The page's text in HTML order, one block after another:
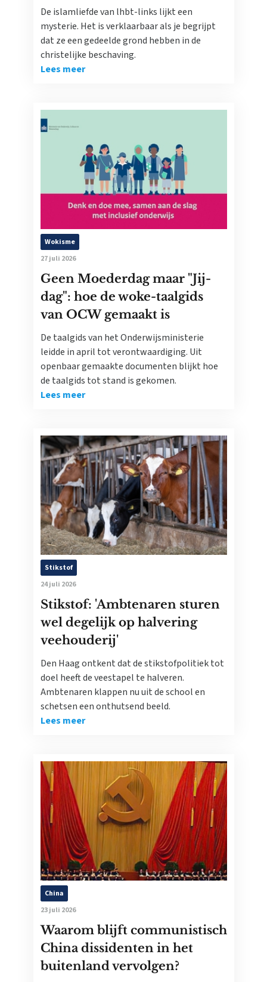
De islamliefde van lhbt-links lijkt een
mysterie. Het is verklaarbaar als je begrijpt
dat ze een gedeelde grond hebben in de
christelijke beschaving.
Lees meer
Wokisme
27 juli 2026
Geen Moederdag maar "Jij-
dag": hoe de woke-taalgids
van OCW gemaakt is
De taalgids van het Onderwijsministerie
leidde in april tot verontwaardiging. Uit
openbaar gemaakte documenten blijkt hoe
de taalgids tot stand is gekomen.
Lees meer
Stikstof
24 juli 2026
Stikstof: 'Ambtenaren sturen
wel degelijk op halvering
veehouderij'
Den Haag ontkent dat de stikstofpolitiek tot
doel heeft de veestapel te halveren.
Ambtenaren klappen nu uit de school en
schetsen een onthutsend beeld.
Lees meer
China
23 juli 2026
Waarom blijft communistisch
China dissidenten in het
buitenland vervolgen?